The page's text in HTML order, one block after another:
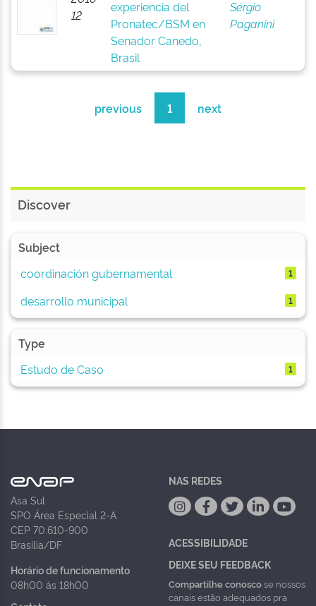
12
experiencia del
Pronatec/BSM en
Senador Canedo,
Brasil
Sérgio
Paganini
previous 1 next
Discover
Subject
coordinación gubernamental
1
desarrollo municipal 1
Type
Estudo de Caso
1
Asa Sul
SPO Área Especial 2-A
CEP 70.610-900
Brasília/DF
Horário de funcionamento
08h00 às 18h00
NAS REDES
ACESSIBILIDADE
DEIXE SEU FEEDBACK
Compartilhe conoscose nossos
canais estão adequados pra